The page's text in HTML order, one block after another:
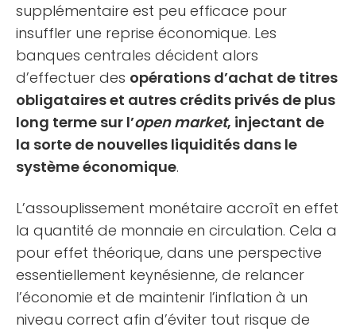
supplémentaire est peu efficace pour
insuffler une reprise économique. Les
banques centrales décident alors
d’effectuer des opérations d’achat de titres
obligataires et autres crédits privés de plus
long terme sur l’open market, injectant de
la sorte de nouvelles liquidités dans le
système économique.
L’assouplissement monétaire accroît en effet
la quantité de monnaie en circulation. Cela a
pour effet théorique, dans une perspective
essentiellement keynésienne, de relancer
l’économie et de maintenir l’inflation à un
niveau correct afin d’éviter tout risque de